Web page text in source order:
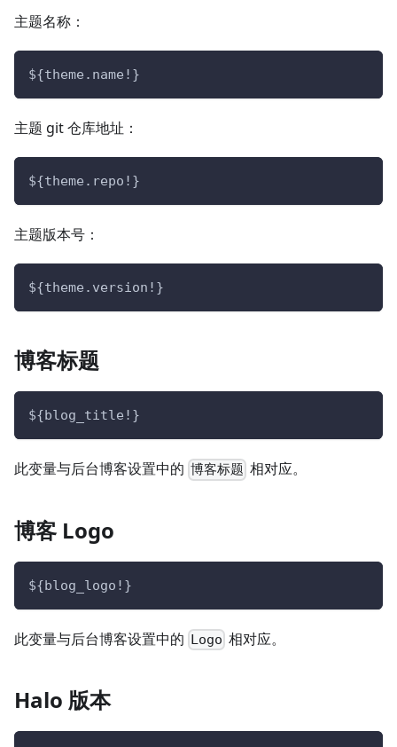
主题名称：
${theme.name!}
主题 git 仓库地址：
${theme.repo!}
主题版本号：
${theme.version!}
博客标题
${blog_title!}
此变量与后台博客设置中的 博客标题 相对应。
博客 Logo
${blog_logo!}
此变量与后台博客设置中的 Logo 相对应。
Halo 版本